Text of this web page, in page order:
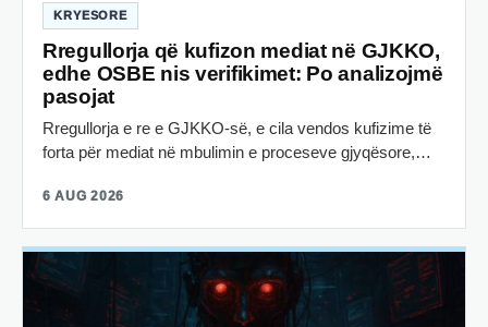
KRYESORE
Rregullorja që kufizon mediat në GJKKO,
edhe OSBE nis verifikimet: Po analizojmë
pasojat
Rregullorja e re e GJKKO-së, e cila vendos kufizime të
forta për mediat në mbulimin e proceseve gjyqësore,…
6 AUG 2026